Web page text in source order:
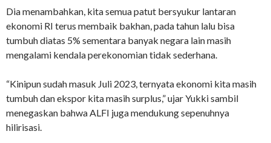
Dia menambahkan, kita semua patut bersyukur lantaran
ekonomi RI terus membaik bakhan, pada tahun lalu bisa
tumbuh diatas 5% sementara banyak negara lain masih
mengalami kendala perekonomian tidak sederhana.
“Kinipun sudah masuk Juli 2023, ternyata ekonomi kita masih
tumbuh dan ekspor kita masih surplus,” ujar Yukki sambil
menegaskan bahwa ALFI juga mendukung sepenuhnya
hilirisasi.